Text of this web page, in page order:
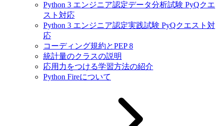
Python 3 エンジニア認定データ分析試験 PyQクエ
スト対応
Python 3 エンジニア認定実践試験 PyQクエスト対
応
コーディング規約とPEP 8
統計量のクラスの説明
応用力をつける学習方法の紹介
Python Fireについて